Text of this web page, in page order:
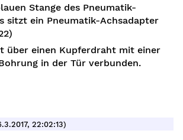
Stange des Pneumatik-
sitzt ein Pneumatik-Achsadapter
über einen Kupferdraht mit einer
in der Tür verbunden.
22:02:13)